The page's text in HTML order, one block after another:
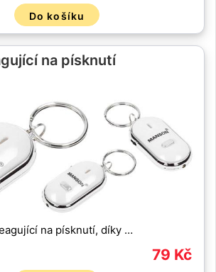
Do košíku
na písknutí
na písknutí, díky …
79 Kč